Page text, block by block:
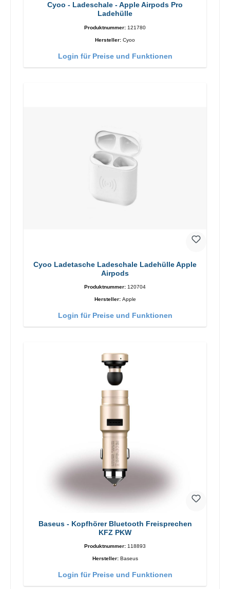
Cyoo - Ladeschale - Apple Airpods Pro
Ladehülle
Produktnummer: 121780
Hersteller: Cyoo
Login für Preise und Funktionen
Cyoo Ladetasche Ladeschale Ladehülle Apple
Airpods
Produktnummer: 120704
Hersteller: Apple
Login für Preise und Funktionen
Baseus - Kopfhörer Bluetooth Freisprechen
KFZ PKW
Produktnummer: 118893
Hersteller: Baseus
Login für Preise und Funktionen